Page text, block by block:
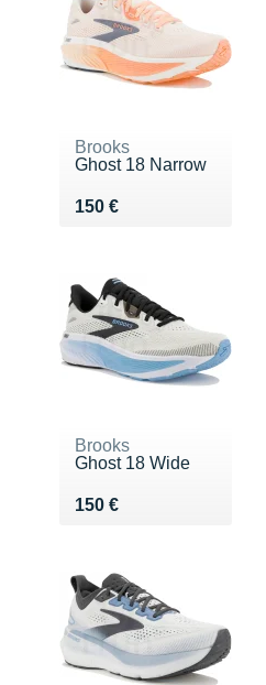
Brooks
Ghost 18 Narrow
150 €
Vendu 150 €
Brooks
Ghost 18 Wide
150 €
Vendu 150 €